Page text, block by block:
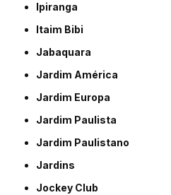
Ipiranga
Itaim Bibi
Jabaquara
Jardim América
Jardim Europa
Jardim Paulista
Jardim Paulistano
Jardins
Jockey Club